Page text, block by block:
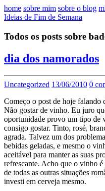
home sobre mim sobre o blog
Ideias de Fim de Semana
Todos os posts sobre
dia dos namorados
Uncategorized 13/06/2010 0
Começo o post de hoje falando
Não gostar de vinho. Eu juro
oportunidade provo um tipo de
consigo gostar. Tinto, rosé,
agrada. Talvez um dos
bebidas geladas, e mesmo o
aceitável para manter as suas
refrescante. Acho que o vinho
de todas as outras situações
investi em cerveja mesmo.